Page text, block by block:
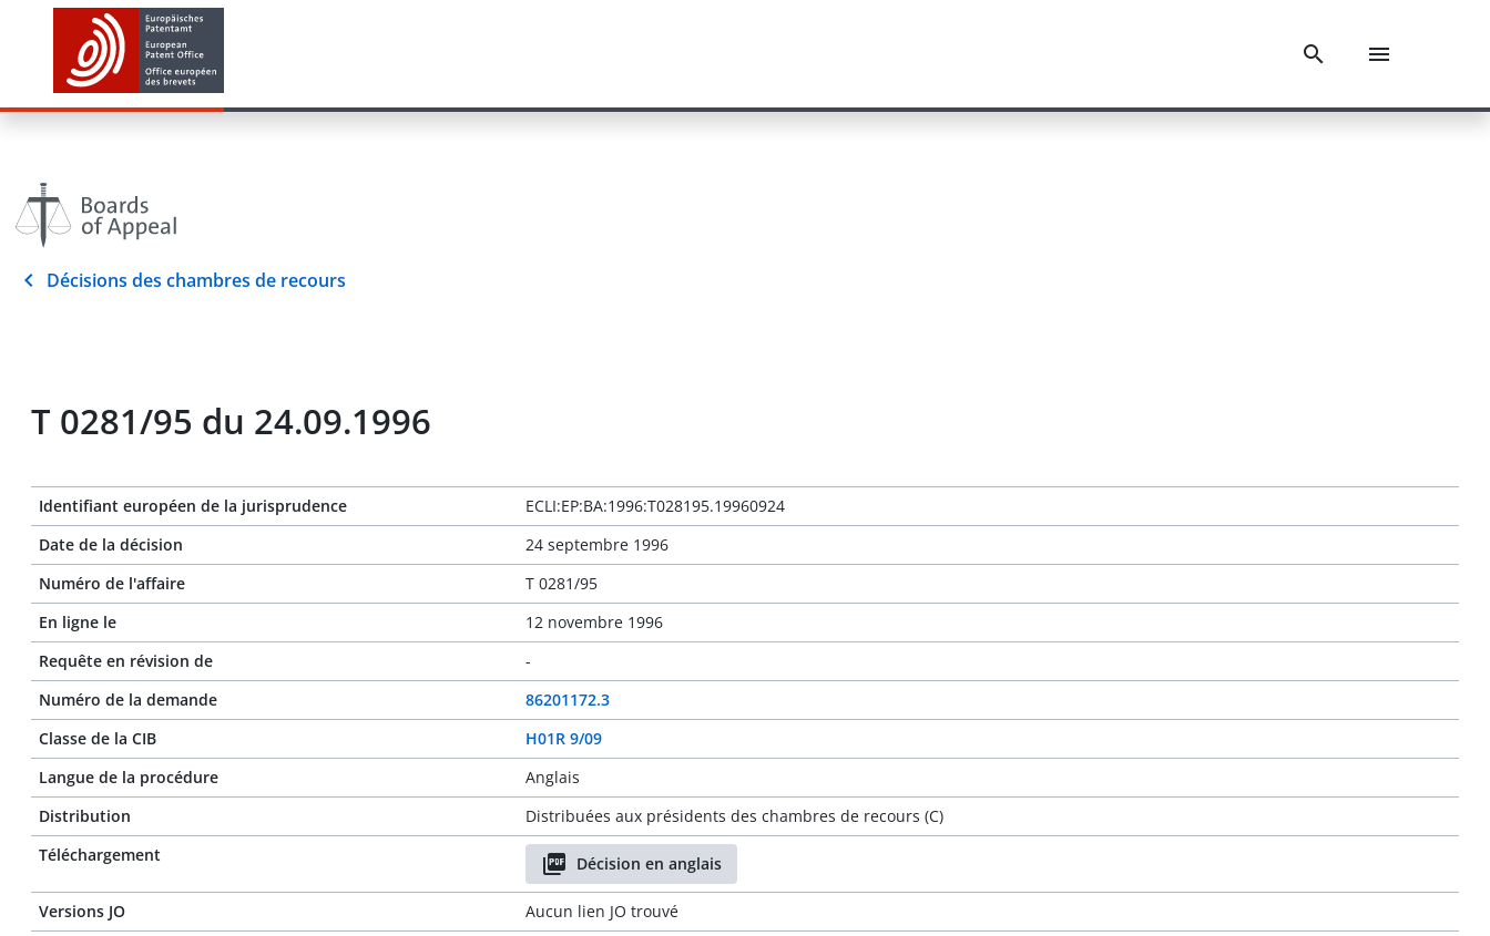
Décisions des chambres de recours
T 0281/95 du 24.09.1996
Identifiant européen de la jurisprudence
ECLI:EP:BA:1996:T028195.19960924
Date de la décision
24 septembre 1996
Numéro de l'affaire
T 0281/95
En ligne le
12 novembre 1996
Requête en révision de
-
Numéro de la demande
86201172.3
Classe de la CIB
H01R 9/09
Langue de la procédure
Anglais
Distribution
Distribuées aux présidents des chambres de recours (C)
Téléchargement
Décision en anglais
Versions JO
Aucun lien JO trouvé